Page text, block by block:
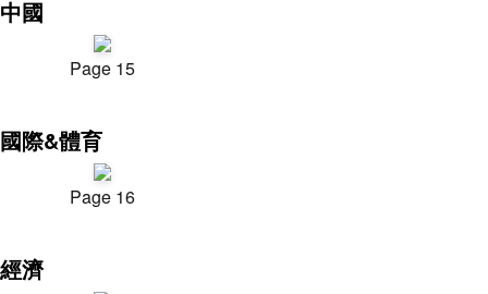
中國
Page 15
國際&體育
Page 16
經濟